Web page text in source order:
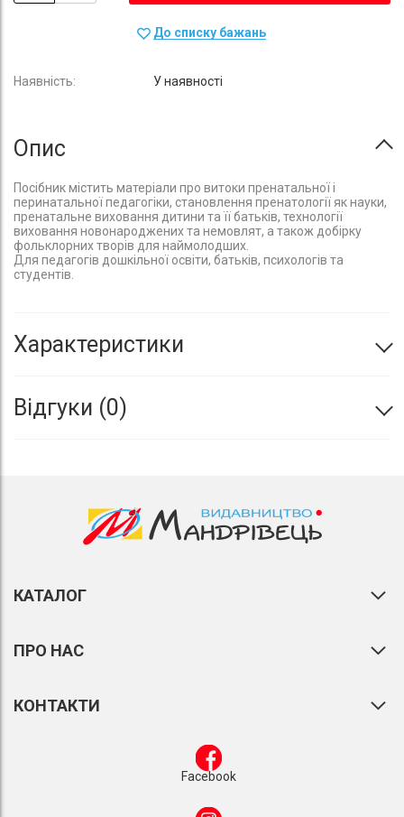
До списку бажань
У наявності
Опис
Посібник містить матеріали про витоки пренатальної і
перинатальної педагогіки, становлення пренатології як науки,
пренатальне виховання дитини та її батьків, технології
виховання новонароджених та немовлят, а також добірку
фольклорних творів для наймолодших.
Для педагогів дошкільної освіти, батьків, психологів та
студентів.
Характеристики
Відгуки 0
КАТАЛОГ
ПРО НАС
КОНТАКТИ
Facebook